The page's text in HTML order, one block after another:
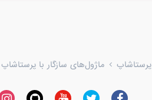
پرستاشاپ ماژول‌های سازگار با پرستاشاپ 1.6